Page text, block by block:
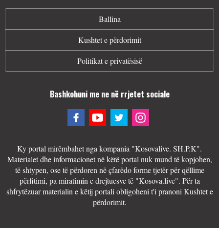
Ballina
Kushtet e përdorimit
Politikat e privatësisë
Bashkohuni me ne në rrjetet sociale
Ky portal mirëmbahet nga kompania "Kosovalive. SH.P.K".
Materialet dhe informacionet në këtë portal nuk mund të kopjohen,
të shtypen, ose të përdoren në çfarëdo forme tjetër për qëllime
përfitimi, pa miratimin e drejtuesve të "Kosova.live". Për ta
shfrytëzuar materialin e këtij portali obligoheni t'i pranoni Kushtet e
përdorimit.